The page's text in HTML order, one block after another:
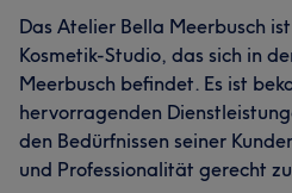
Das Atelier Bella Meerbusch
Kosmetik-Studio, das sich in
Meerbusch befindet. Es ist
hervorragenden
den Bedürfnissen seiner
und Professionalität gerecht